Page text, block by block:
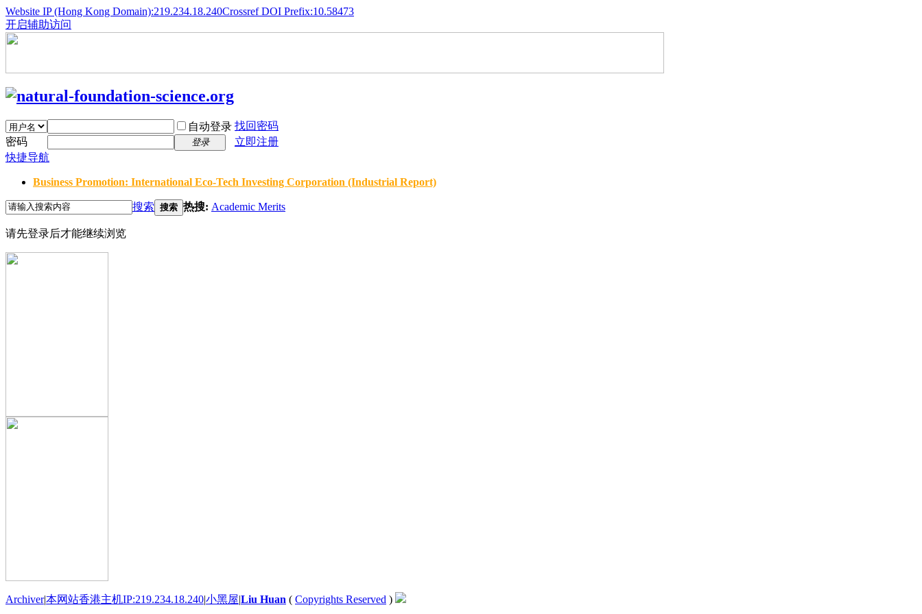
Website IP (Hong Kong Domain):219.234.18.240Crossref DOI Prefix:10.58473
开启辅助访问
自动登录 找回密码
密码
登录
立即注册
快捷导航
Business Promotion: International Eco-Tech Investing Corporation (Industrial Report)
搜索 搜索 热搜: Academic Merits
请先登录后才能继续浏览
Archiver|本网站香港主机IP:219.234.18.240|小黑屋|Liu Huan ( Copyrights Reserved )